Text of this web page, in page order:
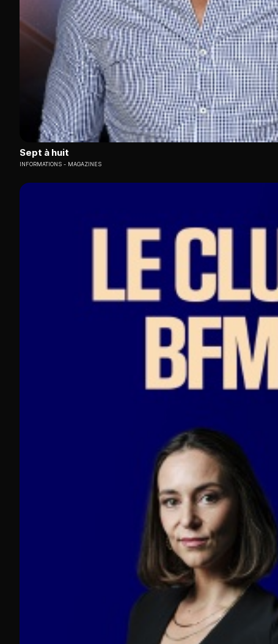
Sept à huit
INFORMATIONS MAGAZINES